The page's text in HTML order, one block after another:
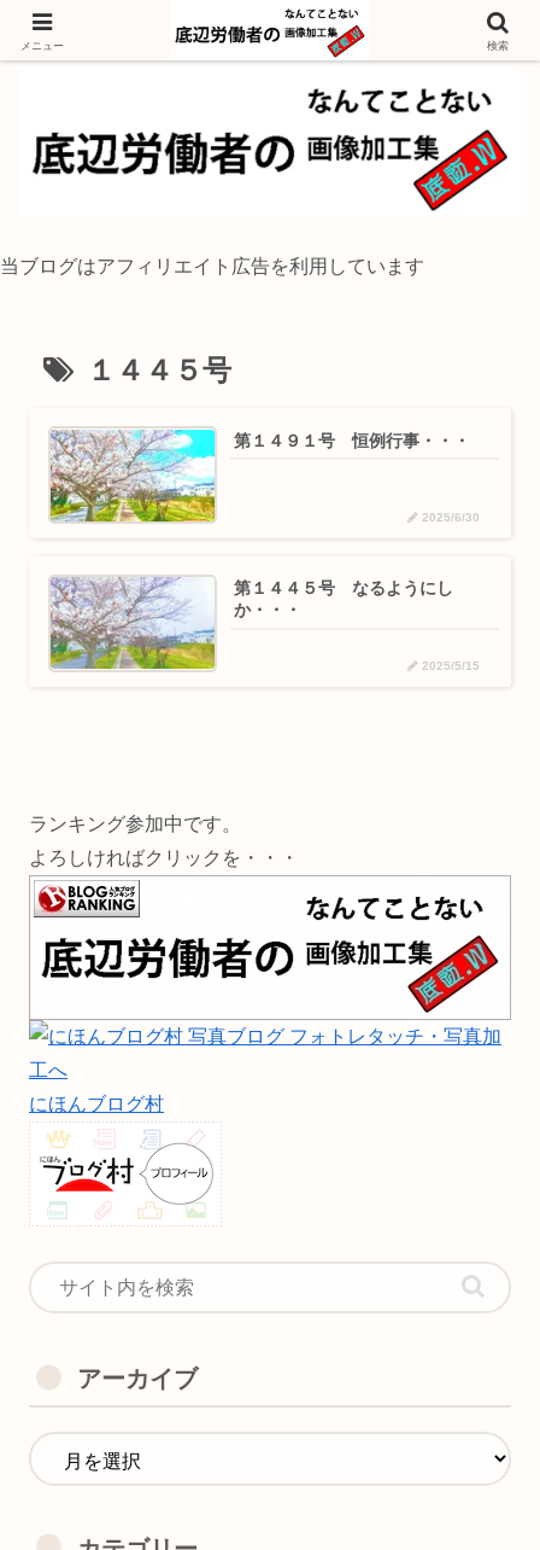
独身底辺おじさんが風景写真をイラスト風に加工するブログ
当ブログはアフィリエイト広告を利用しています
１４４５号
第１４９１号 恒例行事・・・
2025/6/30
第１４４５号 なるようにし
か・・・
2025/5/15
ランキング参加中です。
よろしければクリックを・・・
にほんブログ村
アーカイブ
メニュー 検索